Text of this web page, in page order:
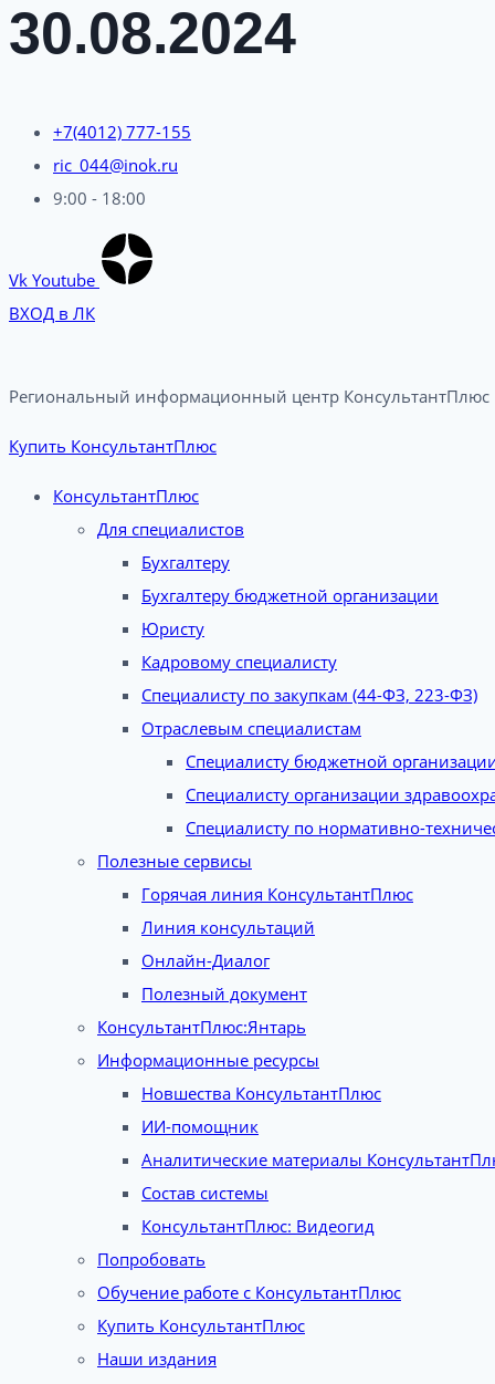
30.08.2024
+7(4012) 777-155
ric_044@inok.ru
9:00 - 18:00
Vk Youtube
ВХОД в ЛК
Региональный информационный центр КонсультантПлюс
Купить КонсультантПлюс
КонсультантПлюс
Для специалистов
Бухгалтеру
Бухгалтеру бюджетной организации
Юристу
Кадровому специалисту
Специалисту по закупкам (44-ФЗ, 223-ФЗ)
Отраслевым специалистам
Специалисту бюджетной
Специалисту организации
Специалисту по нормативно-
Полезные сервисы
Горячая линия КонсультантПлюс
Линия консультаций
Онлайн-Диалог
Полезный документ
КонсультантПлюс:Янтарь
Информационные ресурсы
Новшества КонсультантПлюс
ИИ-помощник
Аналитические материалы
Состав системы
КонсультантПлюс: Видеогид
Попробовать
Обучение работе с КонсультантПлюс
Купить КонсультантПлюс
Наши издания